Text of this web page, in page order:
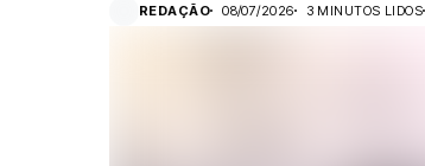
REDAÇÃO 08/07/2026 3 MINUTOS LIDOS